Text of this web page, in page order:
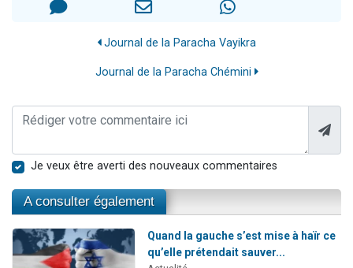
Journal de la Paracha Vayikra
Journal de la Paracha Chémini
Je veux être averti des nouveaux commentaires
A consulter également
Quand la gauche s’est mise à haïr ce
qu’elle prétendait sauver...